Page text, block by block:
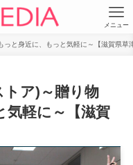
メニュー
と身近に、もっと気軽に～【滋賀県草
トア)～贈り物
気軽に～【滋賀